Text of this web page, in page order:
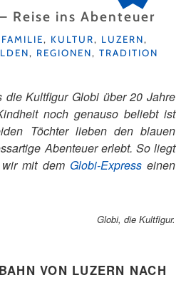
Reise ins Abenteuer
FAMILIE, KULTUR, LUZERN,
, REGIONEN, TRADITION
die Kultfigur Globi über 20 Jahre
noch genauso beliebt ist
Töchter lieben den blauen
Abenteuer erlebt. So liegt
mit dem Globi-Expresseinen
Globi, die Kultfigur.
VON LUZERN NACH